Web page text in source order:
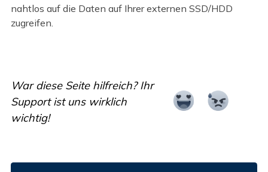
nahtlos auf die Daten auf Ihrer externen SSD/HDD
zugreifen.
War diese Seite hilfreich? Ihr
Support ist uns wirklich
wichtig!